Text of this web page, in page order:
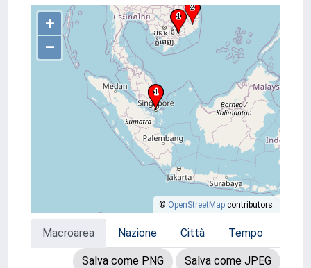
+
–
© OpenStreetMap contributors.
Macroarea Nazione Città Tempo
Salva come PNG Salva come JPEG